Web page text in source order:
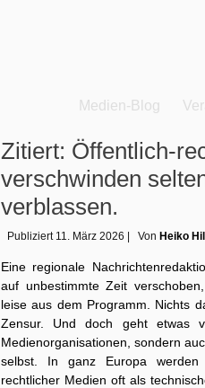
Medien-Blog
Zitiert: Öffentlich-
verschwinden
verblassen.
Publiziert 11. März 2026 Von Heiko
Eine regionale
auf unbestimmte Zeit
leise aus dem Programm. Nichts
Zensur. Und doch geht etwas
Medienorganisationen, sondern
selbst. In ganz Europa werden
rechtlicher Medien oft als